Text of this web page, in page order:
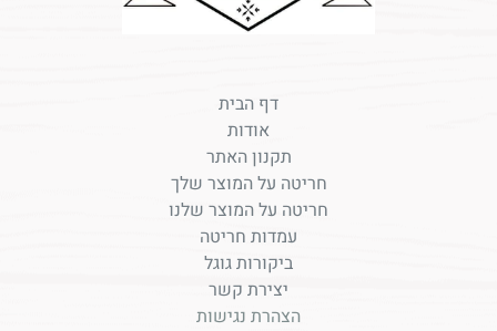
דף הבית
אודות
תקנון האתר
חריטה על המוצר שלך
חריטה על המוצר שלנו
עמדות חריטה
ביקורות גוגל
יצירת קשר
הצהרת נגישות